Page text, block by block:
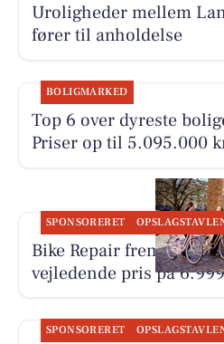
Uroligheder mellem
fører til anholdelse
BOLIGMARKED
Top 6 over dyreste
Priser op til 5.095.000
SPONSORERET
Bike Repair fremhæver
vejledende pris på
SPONSORERET